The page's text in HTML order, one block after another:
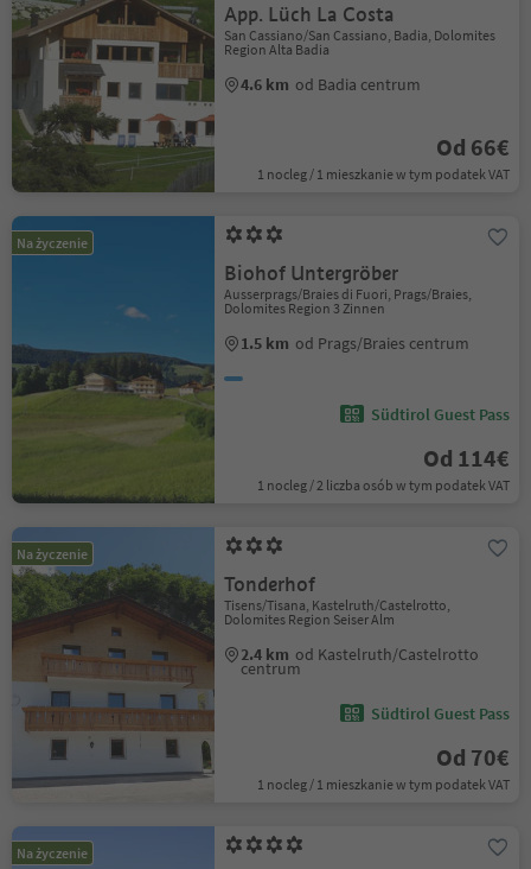
App. Lüch La Costa
San Cassiano/San Cassiano, Badia, Dolomites
Region Alta Badia
4.6 km od Badia centrum
Od 66€
1 nocleg / 1 mieszkanie w tym podatek VAT
Na życzenie
Biohof Untergröber
Ausserprags/Braies di Fuori, Prags/Braies,
Dolomites Region 3 Zinnen
1.5 km od Prags/Braies centrum
Südtirol Guest Pass
Od 114€
1 nocleg / 2 liczba osób w tym podatek VAT
Na życzenie
Tonderhof
Tisens/Tisana, Kastelruth/Castelrotto,
Dolomites Region Seiser Alm
2.4 km od Kastelruth/Castelrotto
centrum
Südtirol Guest Pass
Od 70€
1 nocleg / 1 mieszkanie w tym podatek VAT
Na życzenie